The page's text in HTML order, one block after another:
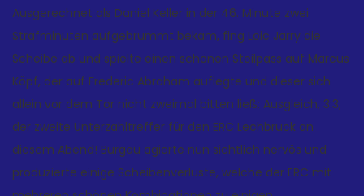
Ausgerechnet als Daniel Keller in der 46. Minute zwei
Strafminuten aufgebrummt bekam, fing Loic Jarry die
Scheibe ab und spielte einen schönen Steilpass auf Marcus
Köpf, der auf Frederic Abraham auflegte und dieser sich
allein vor dem Tor nicht zweimal bitten ließ: Ausgleich, 3:3,
der zweite Unterzahltreffer für den ERC Lechbruck an
diesem Abend! Burgau agierte nun sichtlich nervös und
produzierte einige Scheibenverluste, welche der ERC mit